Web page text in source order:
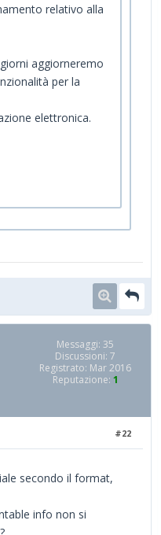
relativo alla
aggiorneremo
per la
elettronica.
Messaggi: 35
Discussioni: 7
Registrato: Mar 2016
Reputazione: 1
#22
secondo il format,
info non si